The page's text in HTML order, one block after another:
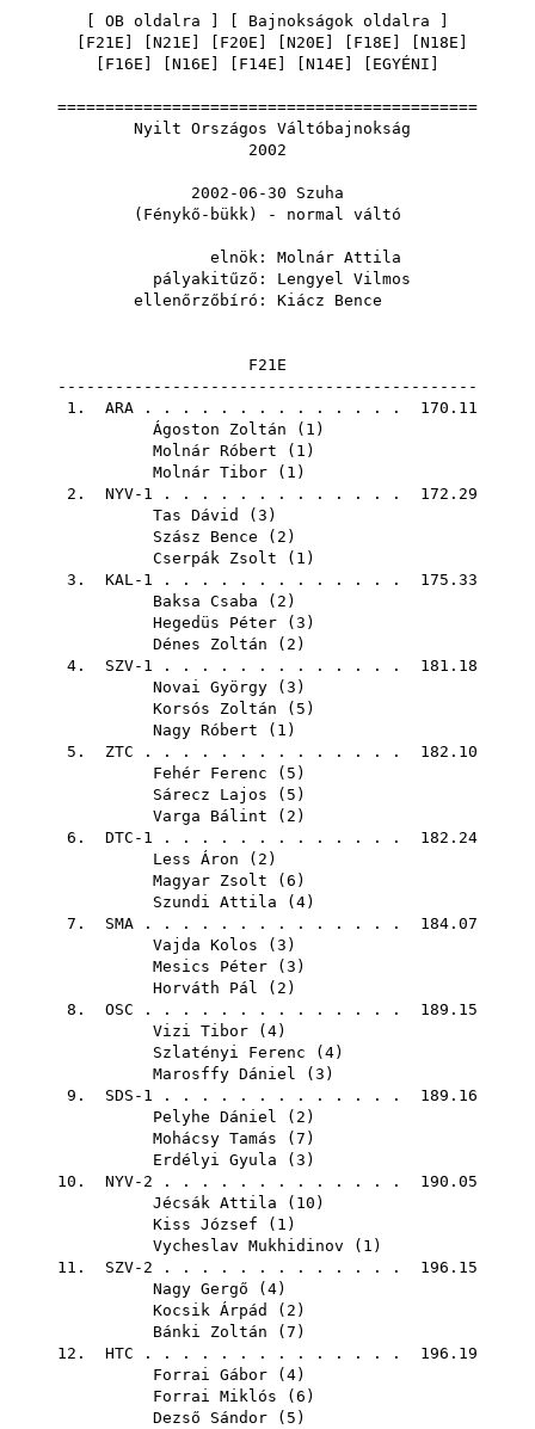
OB oldalra Bajnokságok oldalra
F21E N21E F20E N20E F18E N18E
F16E N16E F14E N14E EGYÉNI
============================================
Nyilt Országos Váltóbajnokság
2002
2002-06-30 Szuha
(Fénykő-bükk) - normal váltó
elnök: Molnár Attila
pályakitűző: Lengyel Vilmos
ellenőrzőbíró: Kiácz Bence
F21E
--------------------------------------------
1. ARA . . . . . . . . . . . . . . 170.11
Ágoston Zoltán ( 1 )
Molnár Róbert ( 1 )
Molnár Tibor ( 1 )
2. NYV-1 . . . . . . . . . . . . . 172.29
Tas Dávid
( 3 )
Szász Bence ( 2 )
Cserpák Zsolt ( 1 )
3. KAL-1 . . . . . . . . . . . . . 175.33
Baksa Csaba ( 2 )
Hegedüs Péter ( 3 )
Dénes Zoltán ( 2 )
4. SZV-1 . . . . . . . . . . . . . 181.18
Novai György ( 3 )
Korsós Zoltán ( 5 )
Nagy Róbert ( 1 )
5. ZTC . . . . . . . . . . . . . . 182.10
Fehér Ferenc ( 5 )
Sárecz Lajos ( 5 )
Varga Bálint ( 2 )
6. DTC-1 . . . . . . . . . . . . . 182.24
Less Áron ( 2 )
Magyar Zsolt ( 6 )
Szundi Attila ( 4)
7. SMA . . . . . . . . . . . . . . 184.07
Vajda Kolos ( 3 )
Mesics Péter ( 3 )
Horváth Pál ( 2 )
8. OSC . . . . . . . . . . . . . . 189.15
Vizi Tibor ( 4)
Szlatényi Ferenc ( 4)
Marosffy Dániel ( 3 )
9. SDS-1 . . . . . . . . . . . . . 189.16
Pelyhe Dániel ( 2 )
Mohácsy Tamás ( 7 )
Erdélyi Gyula ( 3 )
10. NYV-2 . . . . . . . . . . . . . 190.05
Jécsák Attila ( 10 )
Kiss József ( 1 )
Vycheslav Mukhidinov ( 1 )
11. SZV-2 . . . . . . . . . . . . . 196.15
Nagy Gergő ( 4)
Kocsik Árpád
( 2 )
Bánki Zoltán ( 7 )
12. HTC . . . . . . . . . . . . . . 196.19
Forrai Gábor ( 4)
Forrai Miklós ( 6 )
Dezső Sándor ( 5 )